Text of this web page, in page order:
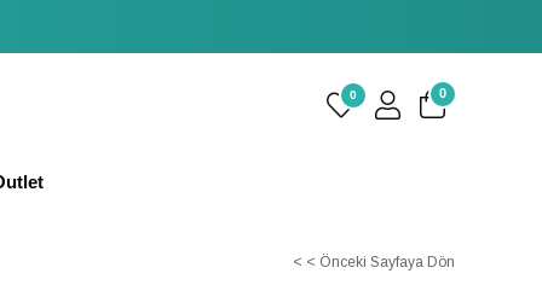
0 0
< < Önceki Sayfaya Dön